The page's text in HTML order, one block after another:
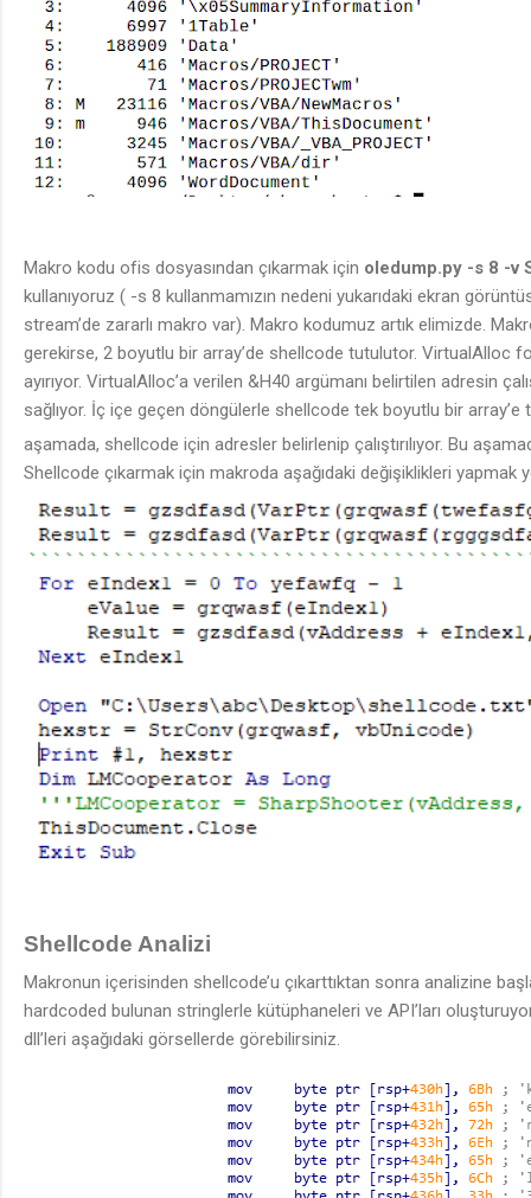
Makro kodu ofis dosyasından çıkarmak için oledump.py -s 8 -v
kullanıyoruz ( -s 8 kullanmamızın nedeni yukarıdaki ekran
stream’de zararlı makro var). Makro kodumuz artık elimizde.
gerekirse, 2 boyutlu bir array’de shellcode tutulutor. VirtualAlloc
ayırıyor. VirtualAlloc’a verilen &H40 argümanı belirtilen adresin
sağlıyor. İç içe geçen döngülerle shellcode tek boyutlu bir array’e
aşamada, shellcode için adresler belirlenip çalıştırılıyor. Bu
Shellcode çıkarmak için makroda aşağıdaki değişiklikleri yapmak
Shellcode Analizi
Makronun içerisinden shellcode’u çıkarttıktan sonra analizine
hardcoded bulunan stringlerle kütüphaneleri ve API’ları
dll’leri aşağıdaki görsellerde görebilirsiniz.